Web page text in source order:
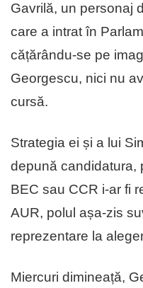
Gavrilă, un personaj
care a intrat în
cățărându-se pe
Georgescu, nici nu
cursă.
Strategia ei și a lui
depună candidatura,
BEC sau CCR i-ar fi
AUR, polul așa-zis
reprezentare la
Miercuri dimineață,